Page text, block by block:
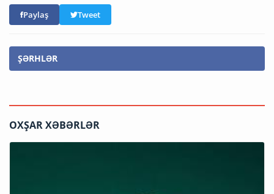
Paylaş Tweet
ŞƏRHLƏR
OXŞAR XƏBƏRLƏR